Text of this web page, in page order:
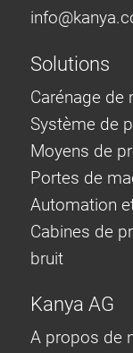
info@
Solutions
Carénage de
Système de
Moyens de
Portes de
Automation
Cabines de
bruit
Kanya AG
A propos de